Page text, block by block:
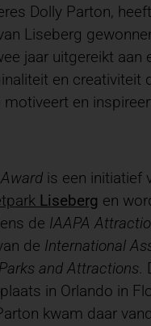
Dolly Parton,
Liseberg
jaar uitgereikt aan
en creativiteit
en
is een initiatief
Liseberg en
de IAAPA
de International
and Attractions.
in Orlando in
kwam daar